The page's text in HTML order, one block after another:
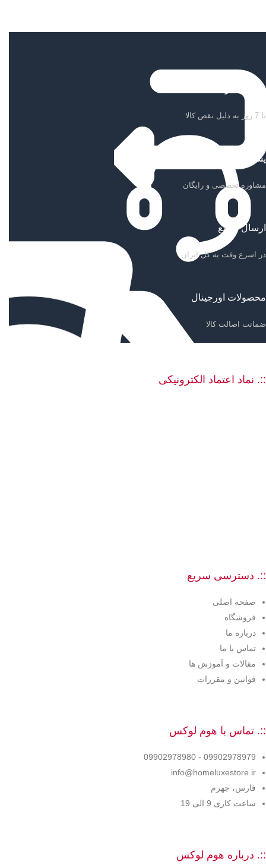
ضمانت بازگشت کالا
تا 7 روز به دلیل نقص کالا
پشتیبانی سریع
مشاوره تخصصی و رایگان
ارسال سریع
در اسرع وقت به کل ایران
محصولات اورجینال
ضمانت اصالت کالا
::. نماد اعتماد الکترونیکی
::. دسترسی سریع
صفحه اصلی
فروشگاه
درباره ما
تماس با ما
مقالات و آموزش ها
قوانین و مقررات
::. تماس با هوم لوکس
09902978979 - 09902978980
info@homeluxestore.ir
فارس، جهرم
ساعت کاری 9 الی 19
::. درباره هوم لوکس